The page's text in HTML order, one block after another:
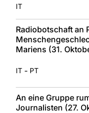
IT
Radiobotschaft an
Mariens (31.
IT - PT
An eine Gruppe
Journalisten (27.